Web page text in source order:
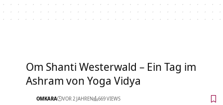
Om Shanti Westerwald – Ein Tag im
Ashram von Yoga Vidya
OMKARA VOR 2 JAHREN 669 VIEWS